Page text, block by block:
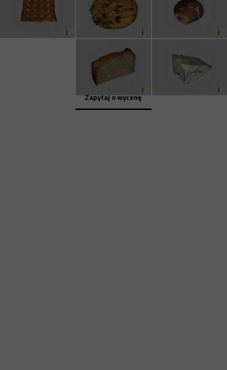
Zapytaj o wycenę